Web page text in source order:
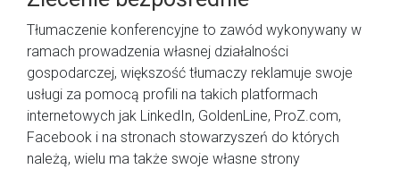
Tłumaczenie konferencyjne to zawód wykonywany w
ramach prowadzenia własnej działalności
gospodarczej, większość tłumaczy reklamuje swoje
usługi za pomocą profili na takich platformach
internetowych jak LinkedIn, GoldenLine, ProZ.com,
Facebook i na stronach stowarzyszeń do których
należą, wielu ma także swoje własne strony